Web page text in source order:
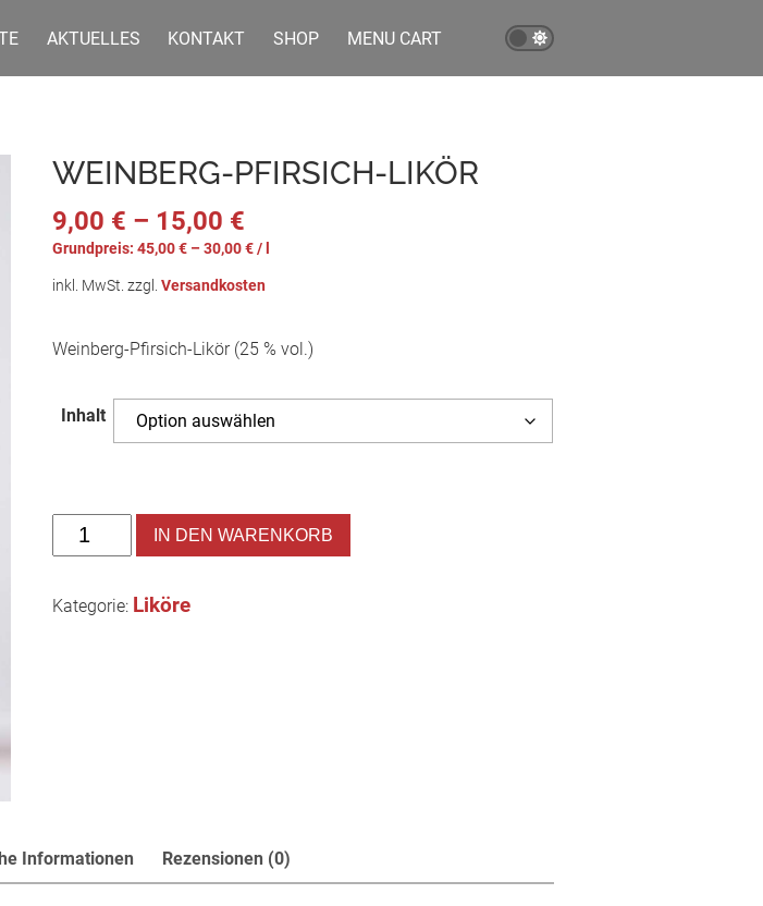
AKTUELLES KONTAKT SHOP MENU CART
WEINBERG-PFIRSICH-LIKÖR
9,00 € – 15,00 €
Grundpreis:45,00€ –30,00€/
inkl. MwSt. zzgl.Versandkosten
Weinberg-Pfirsich-Likör (25 % vol.)
Inhalt
IN DEN WARENKORB
Kategorie: Liköre
Informationen Rezensionen (0)